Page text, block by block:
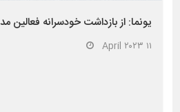
یونما: از بازداشت خودسرانه فعالین
۱۱ April ۲۰۲۳